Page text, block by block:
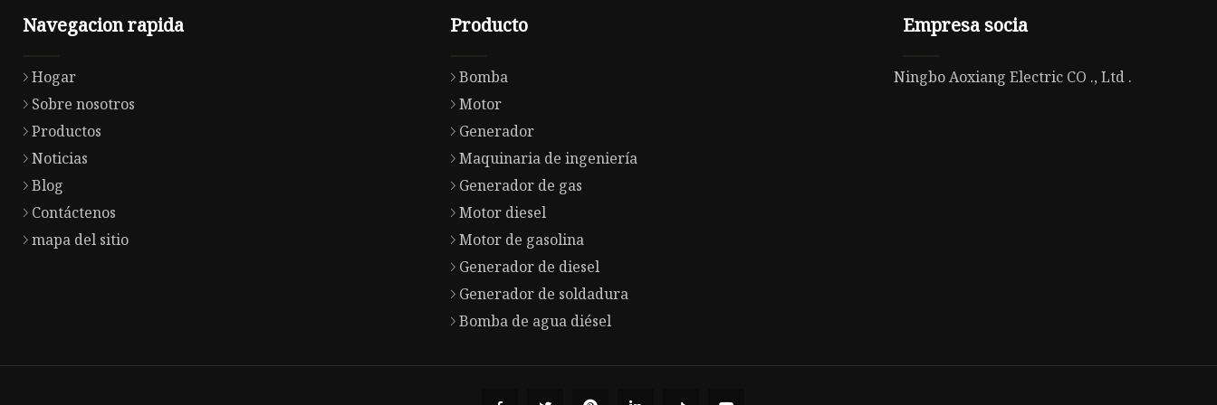
Navegacion rapida
Hogar
Sobre nosotros
Productos
Noticias
Blog
Contáctenos
mapa del sitio
Producto
Bomba
Motor
Generador
Maquinaria de ingeniería
Generador de gas
Motor diesel
Motor de gasolina
Generador de diesel
Generador de soldadura
Bomba de agua diésel
Empresa socia
Ningbo Aoxiang Electric CO ., Ltd .